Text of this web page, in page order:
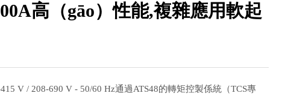
高（gāo）性能,複雜應用軟起
V / 208-690 V - 50/60 Hz通過ATS48的轉矩控製係統（TCS專